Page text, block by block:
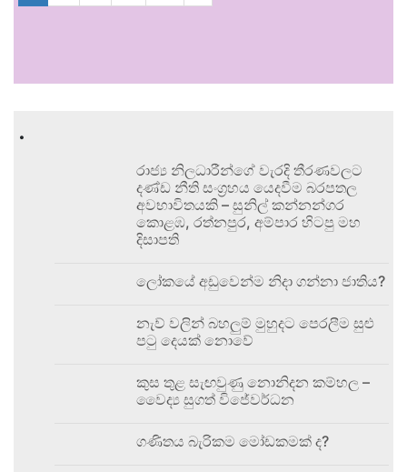
.
රාජ්‍ය නිලධාරීන්ගේ වැරදි තීරණවලට
දණ්ඩ නීති සංග්‍රහය යෙදවීම බරපතල
අවභාවිතයකි – සුනිල් කන්නන්ගර
කොළඹ, රත්නපුර, අම්පාර හිටපු මහ
දිසාපති
ලෝකයේ අඩුවෙන්ම නිදා ගන්නා ජාතිය?
නැව් වලින් බහලුම් මුහුදට පෙරලීම සුළු
පටු දෙයක් නොවේ
කුස තුළ සැඟවුණු නොනිදන කම්හල –
වෛද්‍ය සුගත් විජේවර්ධන
ගණිතය බැරිකම මෝඩකමක් ද?